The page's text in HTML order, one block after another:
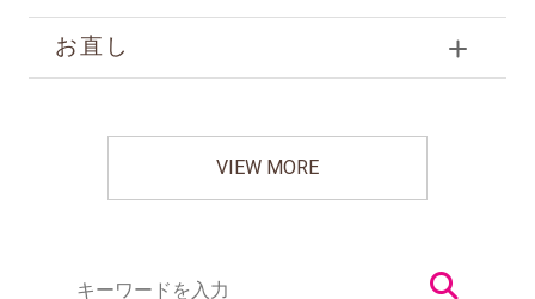
お直し
VIEW MORE